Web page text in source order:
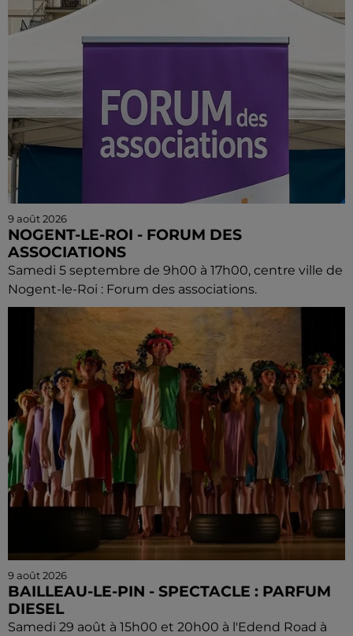
9 août 2026
NOGENT-LE-ROI - FORUM DES
ASSOCIATIONS
Samedi 5 septembre de 9h00 à 17h00, centre ville de
Nogent-le-Roi : Forum des associations.
9 août 2026
BAILLEAU-LE-PIN - SPECTACLE : PARFUM
DIESEL
Samedi 29 août à 15h00 et 20h00 à l'Edend Road à